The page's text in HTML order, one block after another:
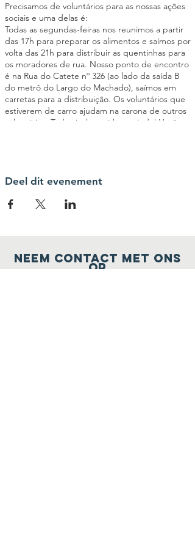
Precisamos de voluntários para as nossas ações
sociais e uma delas é:
Todas as segundas-feiras nos reunimos a partir
das 17h para preparar os alimentos e saímos por
volta das 21h para distribuir as quentinhas para
os moradores de rua. Nosso ponto de encontro
é na Rua do Catete nº 326 (ao lado da saída B
do metrô do Largo do Machado), saímos em
carretas para a distribuição. Os voluntários que
estiverem de carro ajudam na carona de outros
voluntários. Toda ajuda será bem-vinda! Você
elo da nossa Corrente pelo Bem!
Deel dit evenement
Neem contact met ons
op